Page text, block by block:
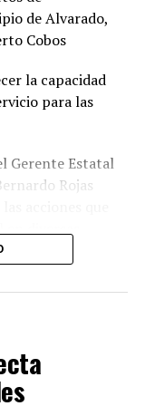
de Alvarado,
Cobos
la capacidad
para las
Gerente Estatal
Rojas
de la
de la
informó que las
de energía
a maniobras